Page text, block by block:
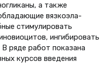
а также
вязкоэла­
сти­мулировать
ингибировать
ряде работ показана
курсов введения